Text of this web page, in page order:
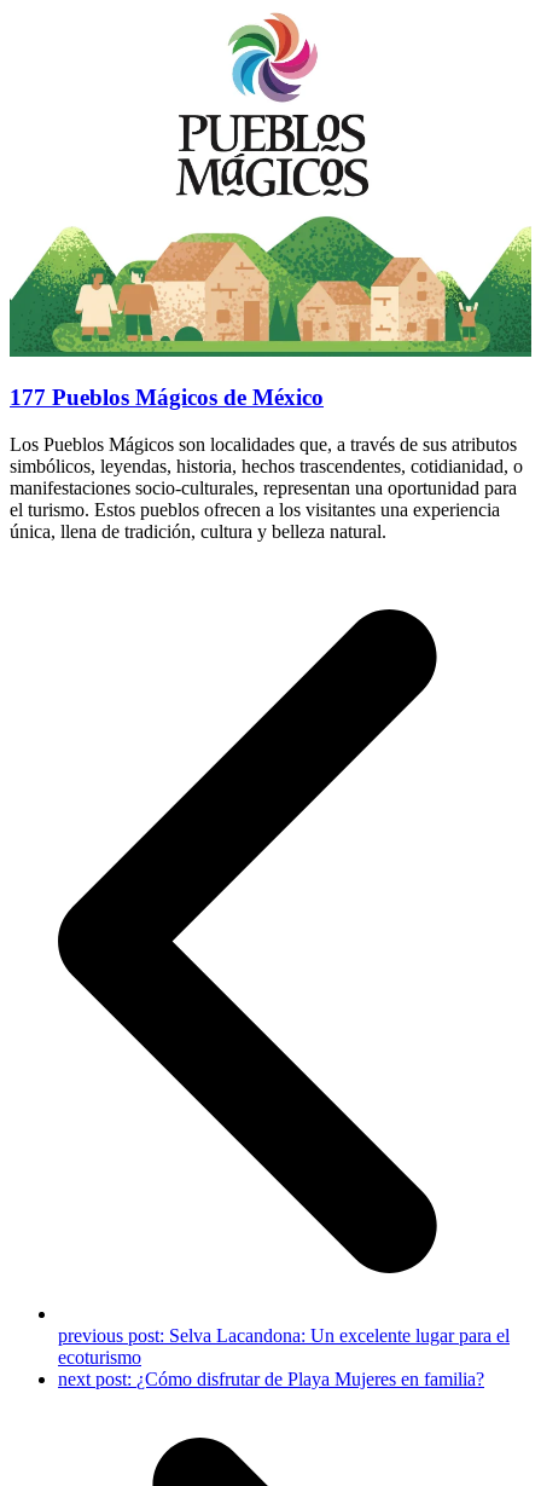
177 Pueblos Mágicos de México
Los Pueblos Mágicos son localidades que, a través de sus atributos
simbólicos, leyendas, historia, hechos trascendentes, cotidianidad, o
manifestaciones socio-culturales, representan una oportunidad para
el turismo. Estos pueblos ofrecen a los visitantes una experiencia
única, llena de tradición, cultura y belleza natural.
previous post: Selva Lacandona: Un excelente lugar para el
ecoturismo
next post: ¿Cómo disfrutar de Playa Mujeres en familia?